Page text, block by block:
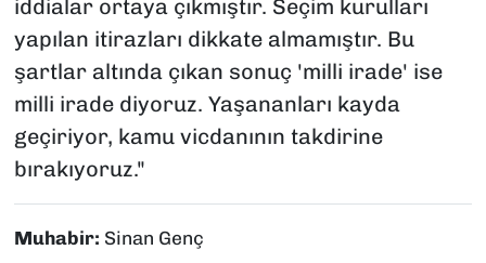
iddialar ortaya çıkmıştır. Seçim kurulları
yapılan itirazları dikkate almamıştır. Bu
şartlar altında çıkan sonuç 'milli irade' ise
milli irade diyoruz. Yaşananları kayda
geçiriyor, kamu vicdanının takdirine
bırakıyoruz."
Muhabir: Sinan Genç